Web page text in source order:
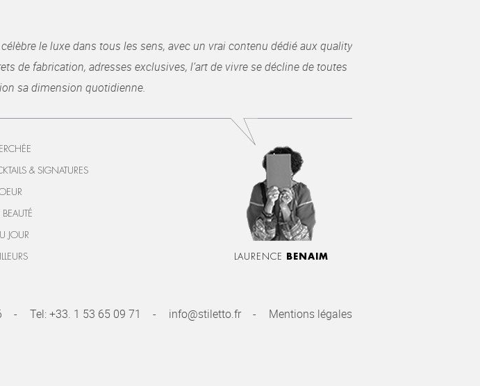
le luxe dans tous les sens, avec un vrai contenu dédié aux quality
de fabrication, adresses exclusives, l’art de vivre se décline de toutes
sa dimension quotidienne.
LAURENCE BENAIM
& SIGNATURES
BEAUTÉ
JOUR
Tel:+33. 1 53 65 09 71 info@stiletto.fr Mentions légales